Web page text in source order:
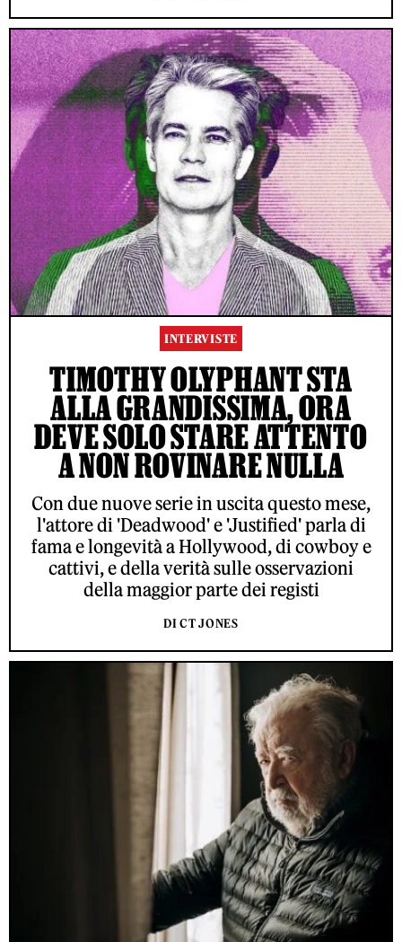
INTERVISTE
TIMOTHY OLYPHANT STA
ALLA GRANDISSIMA, ORA
DEVE SOLO STARE ATTENTO
A NON ROVINARE NULLA
Con due nuove serie in uscita questo mese,
l'attore di 'Deadwood' e 'Justified' parla di
fama e longevità a Hollywood, di cowboy e
cattivi, e della verità sulle osservazioni
della maggior parte dei registi
DI CT JONES